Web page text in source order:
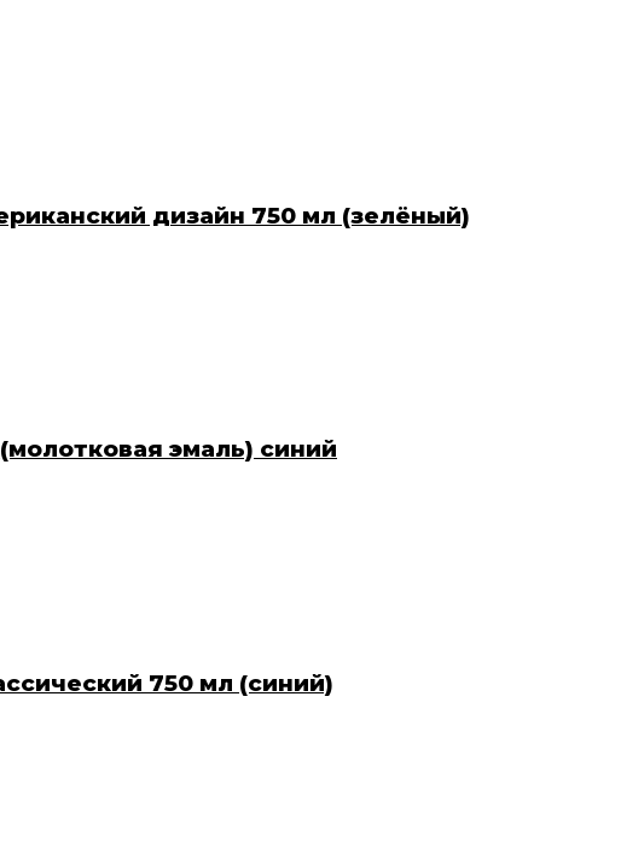
дизайн 750 мл (зелёный)
эмаль) синий
750 мл (синий)